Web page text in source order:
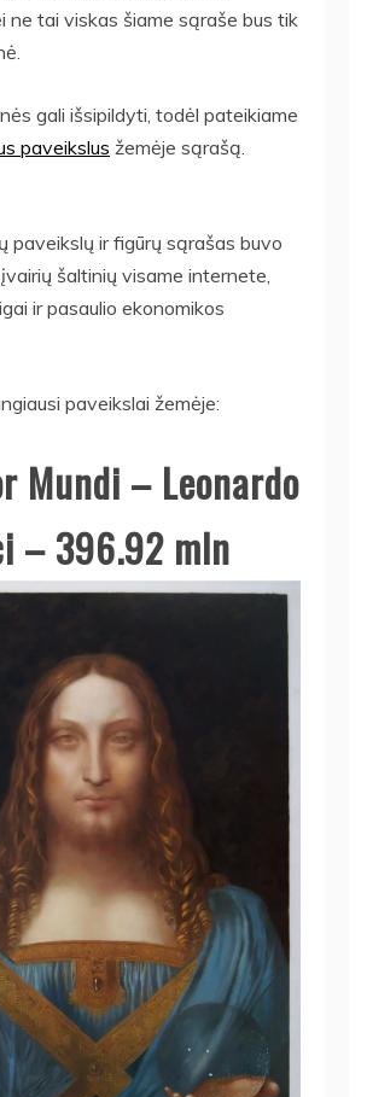
ne tai viskas šiame sąraše bus tik
gali išsipildyti, todėl pateikiame
paveikslus žemėje sąrašą.
paveikslų ir figūrų sąrašas buvo
šaltinių visame internete,
ir pasaulio ekonomikos
paveikslai žemėje:
Mundi – Leonardo
– 396.92 mln